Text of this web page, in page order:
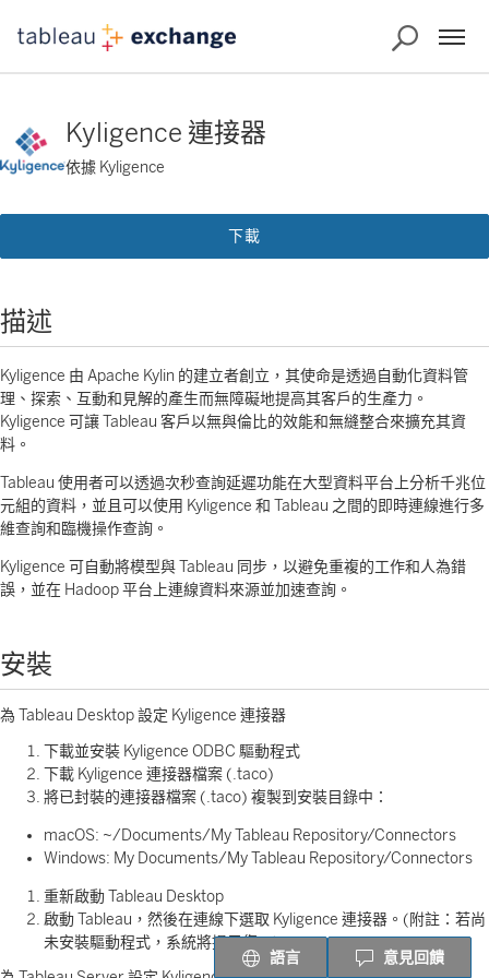
Kyligence 連接器
依據 Kyligence
下載
描述
Kyligence 由 Apache Kylin 的建立者創立，其使命是透過自動化資料管
理、探索、互動和見解的產生而無障礙地提高其客戶的生產力。
Kyligence 可讓 Tableau 客戶以無與倫比的效能和無縫整合來擴充其資
料。
Tableau 使用者可以透過次秒查詢延遲功能在大型資料平台上分析千兆位
元組的資料，並且可以使用 Kyligence 和 Tableau 之間的即時連線進行多
維查詢和臨機操作查詢。
Kyligence 可自動將模型與 Tableau 同步，以避免重複的工作和人為錯
誤，並在 Hadoop 平台上連線資料來源並加速查詢。
安裝
為 Tableau Desktop 設定 Kyligence 連接器
下載並安裝 Kyligence ODBC 驅動程式
下載 Kyligence 連接器檔案 (.taco)
將已封裝的連接器檔案 (.taco) 複製到安裝目錄中：
macOS: ~/Documents/My Tableau Repository/Connectors
Windows: My Documents/My Tableau Repository/Connectors
重新啟動 Tableau Desktop
啟動 Tableau，然後在連線下選取 Kyligence 連接器。(附註：若尚
未安裝驅動程式，系統將提示您。)
語言 意見回饋